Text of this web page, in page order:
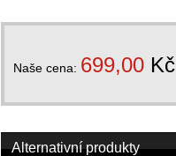
Naše cena: 699,00 Kč
Alternativní produkty